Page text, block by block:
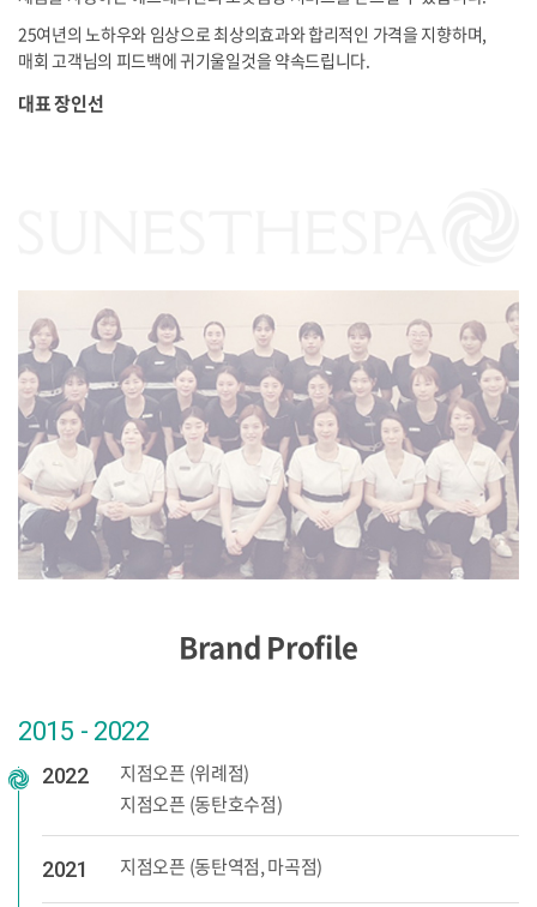
25여년의 노하우와 임상으로 최상의효과와 합리적인 가격을 지향하며,
매회 고객님의 피드백에 귀기울일것을 약속드립니다.
대표 장인선
Brand Profile
2015 - 2022
2022
지점오픈 (위례점)
지점오픈 (동탄호수점)
2021 지점오픈 (동탄역점, 마곡점)